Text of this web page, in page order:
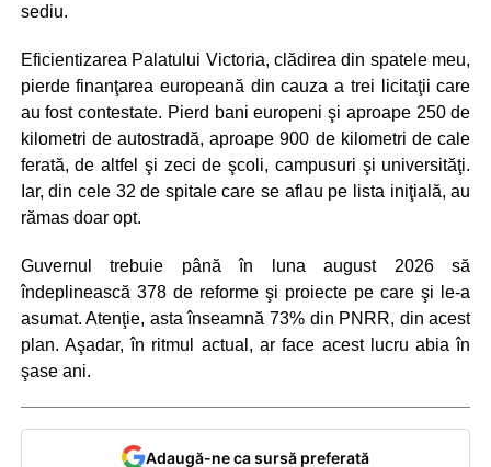
sediu.
Eficientizarea Palatului Victoria, clădirea din spatele meu,
pierde finanţarea europeană din cauza a trei licitaţii care
au fost contestate. Pierd bani europeni şi aproape 250 de
kilometri de autostradă, aproape 900 de kilometri de cale
ferată, de altfel şi zeci de şcoli, campusuri şi universităţi.
Iar, din cele 32 de spitale care se aflau pe lista iniţială, au
rămas doar opt.
Guvernul trebuie până în luna august 2026 să
îndeplinească 378 de reforme şi proiecte pe care şi le-a
asumat. Atenţie, asta înseamnă 73% din PNRR, din acest
plan. Aşadar, în ritmul actual, ar face acest lucru abia în
şase ani.
Adaugă-ne ca sursă preferată